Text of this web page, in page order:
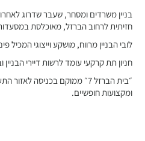
בניין משרדים ומסחר, שעבר שדרוג
חזיתית לרחוב הברזל, מאוכלסת
לובי הבניין מרווח, מושקע וייצוגי
חניון תת קרקעי עומד לרשות דיירי הבניין
״בית הברזל 7״ ממוקם
ומקצועות חופשיים.